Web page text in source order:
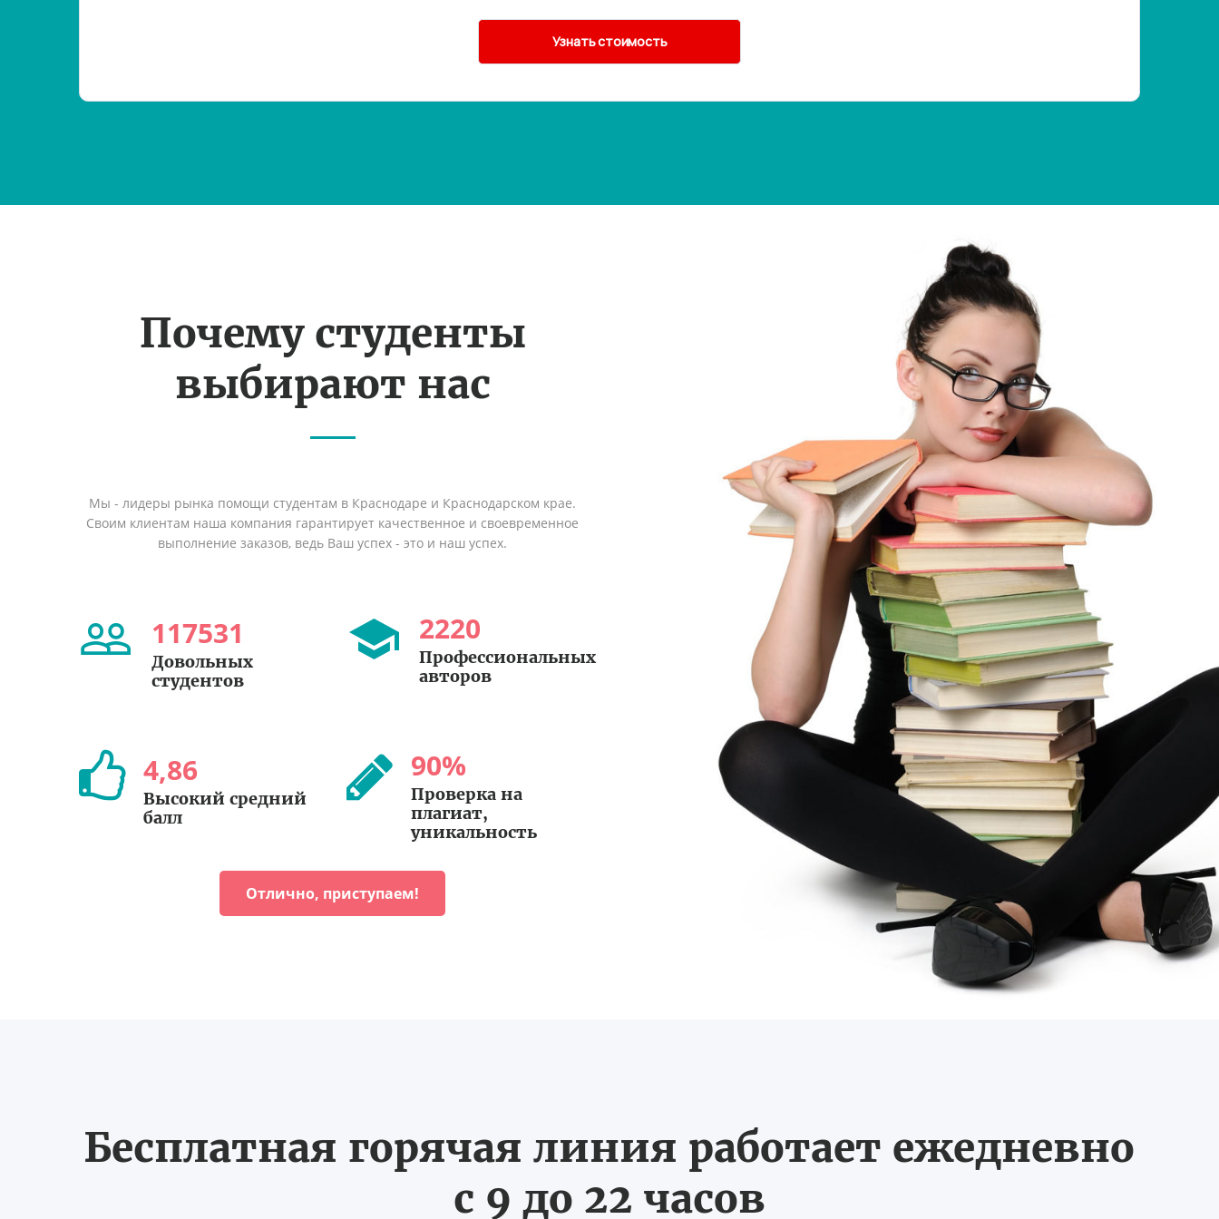
Почему студенты
выбирают нас
Мы - лидеры рынка помощи студентам в Краснодаре и Краснодарском крае.
Своим клиентам наша компания гарантирует качественное и своевременное
выполнение заказов, ведь Ваш успех - это и наш успех.
117531
Довольных
студентов
2220
Профессиональных
авторов
4,86
Высокий средний
балл
90%
Проверка на
плагиат,
уникальность
Отлично, приступаем!
Бесплатная горячая линия работает ежедневно
с 9 до 22 часов